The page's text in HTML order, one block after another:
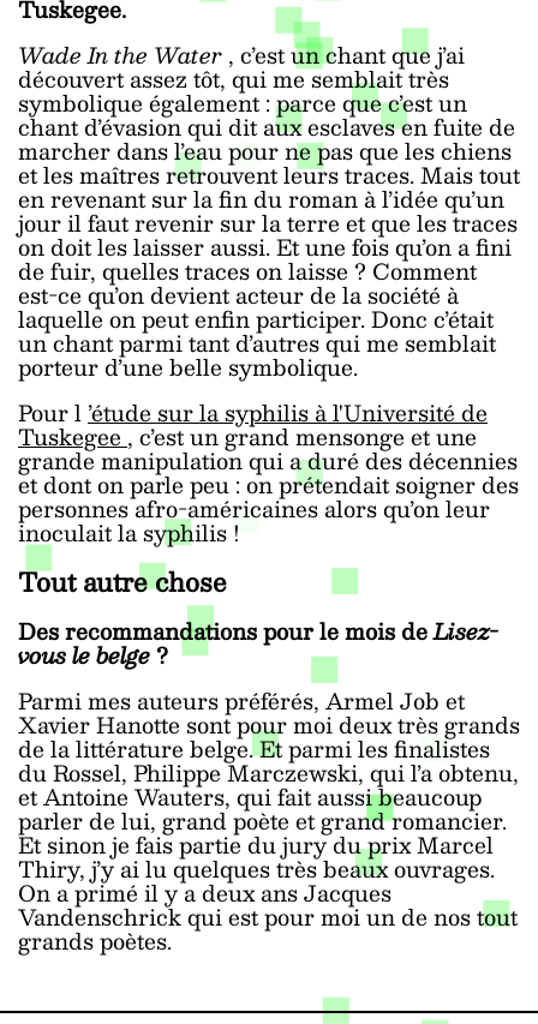
Tuskegee.
Wade In the Water, c’est un chant que j’ai
découvert assez tôt, qui me semblait très
symbolique également : parce que c’est un
chant d’évasion qui dit aux esclaves en fuite de
marcher dans l’eau pour ne pas que les chiens
et les maîtres retrouvent leurs traces. Mais tout
en revenant sur la fin du roman à l’idée qu’un
jour il faut revenir sur la terre et que les traces
on doit les laisser aussi. Et une fois qu’on a fini
de fuir, quelles traces on laisse ? Comment
est-ce qu’on devient acteur de la société à
laquelle on peut enfin participer. Donc c’était
un chant parmi tant d’autres qui me semblait
porteur d’une belle symbolique.
Pour l’étude sur la syphilis à l'Université de
Tuskegee, c’est un grand mensonge et une
grande manipulation qui a duré des décennies
et dont on parle peu : on prétendait soigner des
personnes afro-américaines alors qu’on leur
inoculait la syphilis !
Tout autre chose
Des recommandations pour le mois deLisez-
vous le belge?
Parmi mes auteurs préférés, Armel Job et
Xavier Hanotte sont pour moi deux très grands
de la littérature belge. Et parmi les finalistes
du Rossel, Philippe Marczewski, qui l’a obtenu,
et Antoine Wauters, qui fait aussi beaucoup
parler de lui, grand poète et grand romancier.
Et sinon je fais partie du jury du prix Marcel
Thiry, j’y ai lu quelques très beaux ouvrages.
On a primé il y a deux ans Jacques
Vandenschrickqui est pour moi un de nos tout
grands poètes.